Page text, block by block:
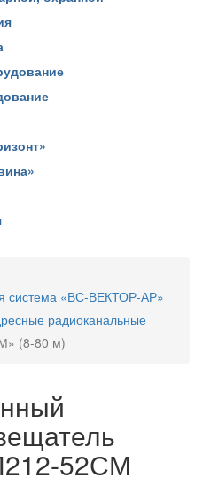
система «ВС-ВЕКТОР-АР»
радиоканальные
(8-80 м)
52СМ